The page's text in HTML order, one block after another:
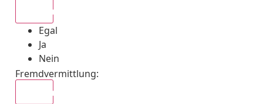
Egal
Ja
Nein
Fremdvermittlung: